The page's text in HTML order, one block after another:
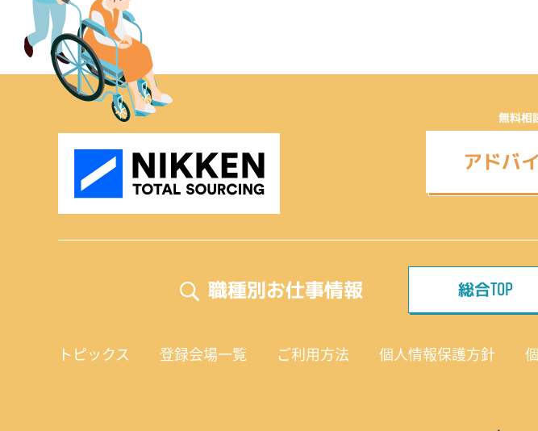
無料相
アドバ
職種別お仕事情報 総合TOP
トピックス 登録会場一覧 ご利用方法 個人情報保護方針